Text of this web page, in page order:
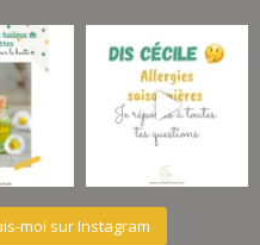
moi sur Instagram